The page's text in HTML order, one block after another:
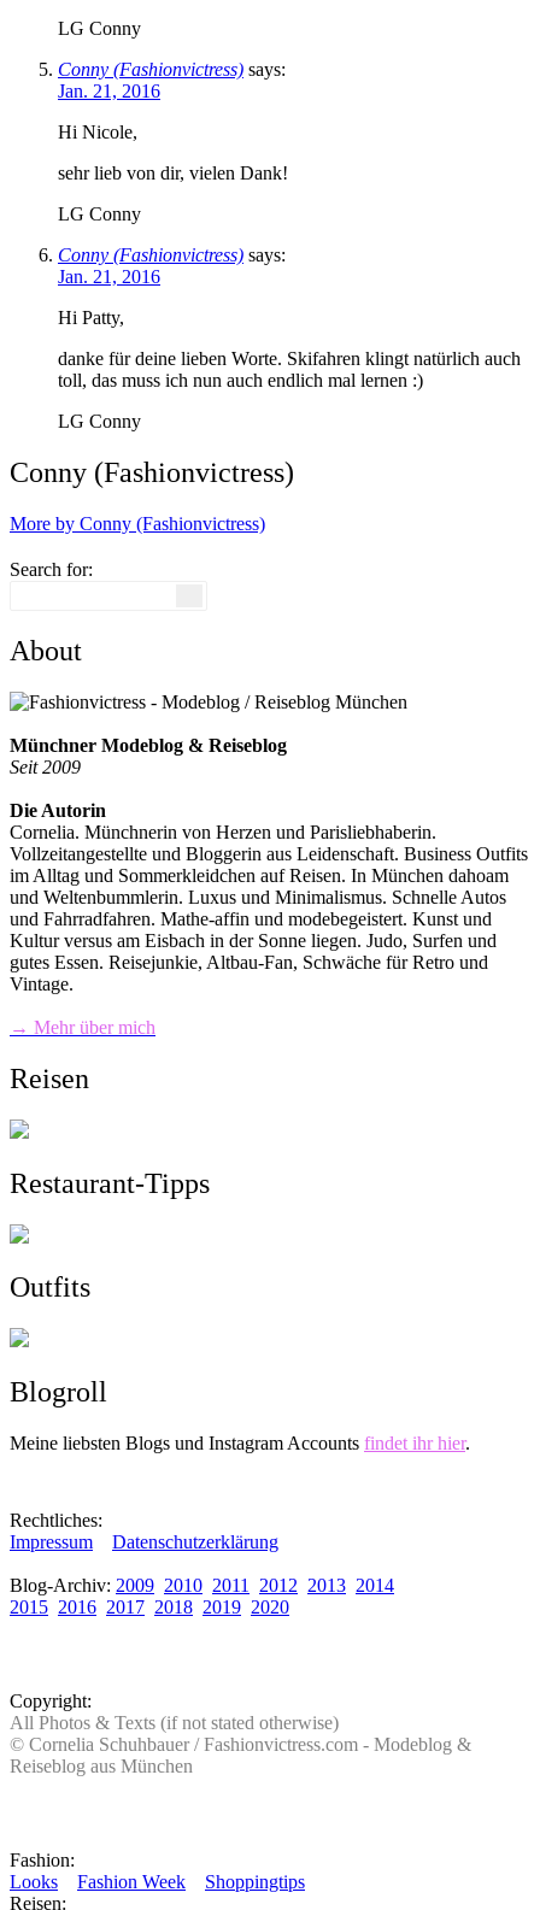
LG Conny
Conny (Fashionvictress) says:
Jan. 21, 2016
Hi Nicole,
sehr lieb von dir, vielen Dank!
LG Conny
Conny (Fashionvictress) says:
Jan. 21, 2016
Hi Patty,
danke für deine lieben Worte. Skifahren klingt natürlich auch
toll, das muss ich nun auch endlich mal lernen :)
LG Conny
Conny (Fashionvictress)
More by Conny (Fashionvictress)
Search for:
About
Münchner Modeblog & Reiseblog
Seit 2009
Die Autorin
Cornelia. Münchnerin von Herzen und Parisliebhaberin.
Vollzeitangestellte und Bloggerin aus Leidenschaft. Business Outfits
im Alltag und Sommerkleidchen auf Reisen. In München dahoam
und Weltenbummlerin. Luxus und Minimalismus. Schnelle Autos
und Fahrradfahren. Mathe-affin und modebegeistert. Kunst und
Kultur versus am Eisbach in der Sonne liegen. Judo, Surfen und
gutes Essen. Reisejunkie, Altbau-Fan, Schwäche für Retro und
Vintage.
→ Mehr über mich
Reisen
Restaurant-Tipps
Outfits
Blogroll
Meine liebsten Blogs und Instagram Accounts findet ihr hier.
Rechtliches:
Impressum
Datenschutzerklärung
Blog-Archiv: 2009 2010 2011 2012 2013 2014
2015 2016 2017 2018 2019 2020
Copyright:
All Photos & Texts (if not stated otherwise)
© Cornelia Schuhbauer / Fashionvictress.com - Modeblog &
Reiseblog aus München
Fashion:
Looks
Fashion Week
Shoppingtips
Reisen: